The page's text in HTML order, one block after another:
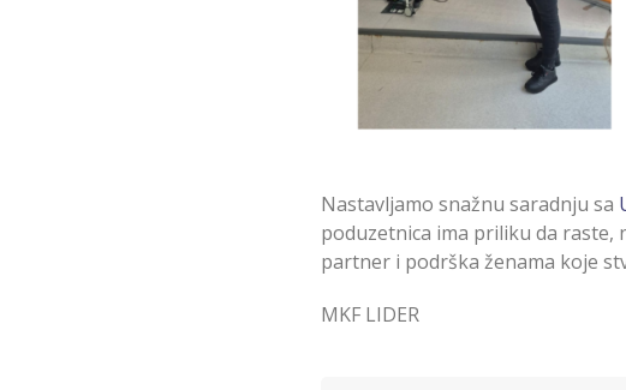
Nastavljamo snažnu saradnju sa
poduzetnica ima priliku da raste,
partner i podrška ženama koje
MKF LIDER